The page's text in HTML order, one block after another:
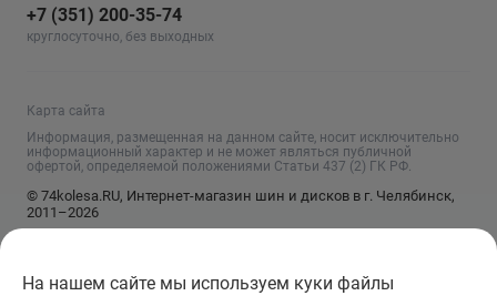
+7 (351) 200-35-74
круглосуточно, без выходных
Карта сайта
Информация, размещенная на данном сайте, носит исключительно
информационный характер и не может являться публичной
офертой, определяемой положениями Статьи 437 (2) ГК РФ.
© 74kolesa.RU, Интернет-магазин шин и дисков в г. Челябинск,
2011–2026
На нашем сайте мы используем куки файлы